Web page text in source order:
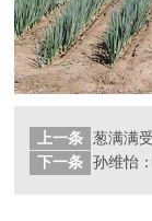
上一条
下一条